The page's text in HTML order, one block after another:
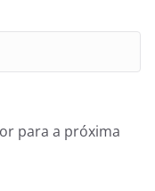
para a próxima